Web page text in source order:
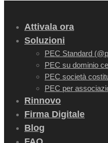
Attivala ora
Soluzioni
PEC Standard
PEC su dominio
PEC società
PEC per
Rinnovo
Firma Digitale
Blog